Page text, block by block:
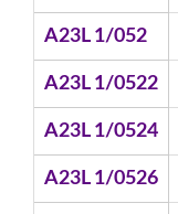
A23L 1/052
A23L 1/0522
A23L 1/0524
A23L 1/0526